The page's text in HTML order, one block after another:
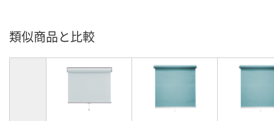
類似商品と比較